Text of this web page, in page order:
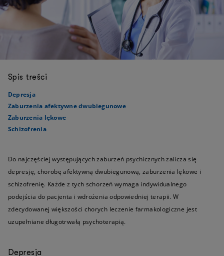
Spis treści
Depresja
Zaburzenia afektywne dwubiegunowe
Zaburzenia lękowe
Schizofrenia
Do najczęściej występujących zaburzeń psychicznych zalicza się
depresję, chorobę afektywną dwubiegunową, zaburzenia lękowe i
schizofrenię. Każde z tych schorzeń wymaga indywidualnego
podejścia do pacjenta i wdrożenia odpowiedniej terapii. W
zdecydowanej większości chorych leczenie farmakologiczne jest
uzupełniane długotrwałą psychoterapią.
Depresja